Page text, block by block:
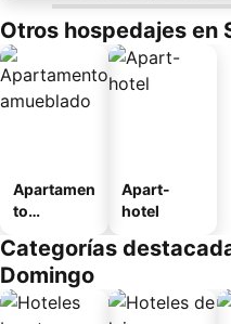
Otros hospedajes en
Apartamen
to
o
Apart-
hotel
Categorías
Domingo